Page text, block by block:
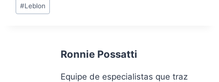
do
#Leblon
Ronnie Possatti
Equipe de especialistas que traz